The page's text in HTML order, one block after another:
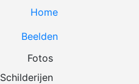
Home
Beelden
Fotos
Schilderijen